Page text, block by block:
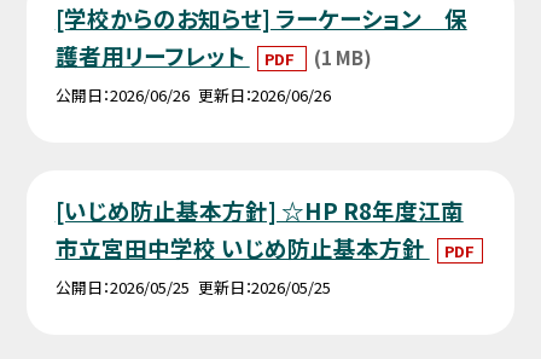
[学校からのお知らせ] ラーケーション 保
護者用リーフレット
PDF (1 MB)
公開日 2026/06/26 更新日 2026/06/26
[いじめ防止基本方針] ☆HP R8年度江南
市立宮田中学校 いじめ防止基本方針
PDF
公開日 2026/05/25 更新日 2026/05/25